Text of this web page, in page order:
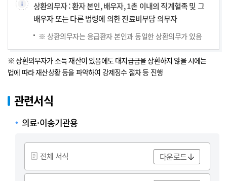
상환의무자 : 환자 본인, 배우자, 1촌 이내의 직계혈족 및 그
배우자 또는 다른 법령에 의한 진료비부담 의무자
※ 상환의무자는 응급환자 본인과 동일한 상환의무가 있음
※ 상환의무자가 소득 재산이 있음에도 대지급금을 상환하지 않을 시에는
법에 따라 재산상황 등을 파악하여 강제징수 절차 등 진행
관련서식
의료·이송기관용
전체 서식 다운로드